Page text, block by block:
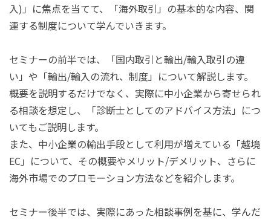
入) 」に焦点を当てて、「海外取引」の基本的な内容、関
連する制度について学んでいきます。
セミナーの前半では、「国内取引と輸出/輸入取引の違
い」や「輸出/輸入の流れ、制度」について解説します。
概要を説明するだけでなく、実際に中小企業から寄せられ
る相談を想定し、「診断士としてのアドバイス方法」につ
いてもご説明します。
また、中小企業の輸出手段として利用が増えている「越境
EC 」について、その概要やメリット/デメリット、さらに
海外市場でのプロモーション方法などを紹介します。
セミナー後半では、実際にあった相談事例を基に、学んだ